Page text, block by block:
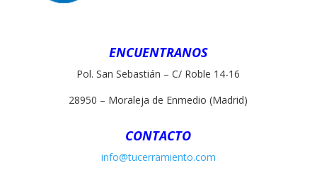
ENCUENTRANOS
Pol. San Sebastián – C/ Roble 14-16
28950 – Moraleja de Enmedio (Madrid)
CONTACTO
info@tucerramiento.com